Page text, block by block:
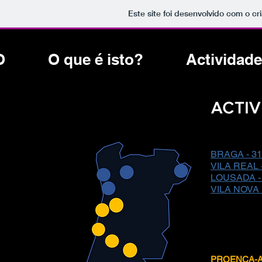
Este site foi desenvolvido com o
O que é isto?
BRAGA -
VILA REAL
LOUSADA
VILA
PROENÇA-